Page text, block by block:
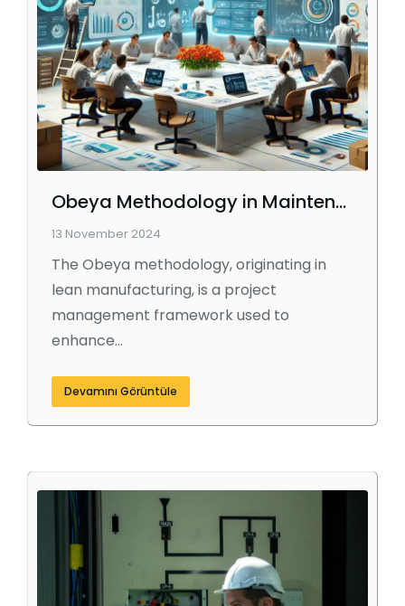
Obeya Methodology in Maintenance
13 November 2024
The Obeya methodology, originating in
lean manufacturing, is a project
management framework used to
enhance…
Devamını Görüntüle